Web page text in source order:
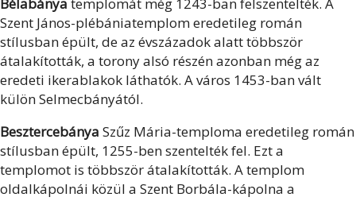
Szent János-plébániatemplom eredetileg román
stílusban épült, de az évszázadok alatt többször
átalakították, a torony alsó részén azonban még az
eredeti ikerablakok láthatók. A város 1453-ban vált
külön Selmecbányától.
Besztercebánya Szűz Mária-temploma eredetileg román
stílusban épült, 1255-ben szentelték fel. Ezt a
templomot is többször átalakították. A templom
oldalkápolnái közül a Szent Borbála-kápolna a